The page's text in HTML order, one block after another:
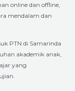
online dan offline,
mendalam dan
PTN di Samarinda
akademik anak,
yang